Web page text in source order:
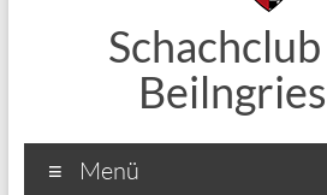
Beilngries
Menü